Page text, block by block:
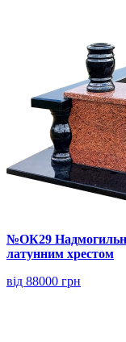
№ОК29
латунним хрестом
від 88000 грн